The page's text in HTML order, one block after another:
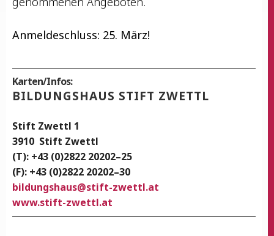
Anmel­de­schluss: 25. März!
Karten/Infos:
BIL­DUNGS­HAUS STIFT ZWETTL
Stift Zwettl 1
3910 Stift Zwettl
(T): +43 (0)2822 20202–25
(F): +43 (0)2822 20202–30
bildungshaus@stift-zwettl.at
www.stift-zwettl.at